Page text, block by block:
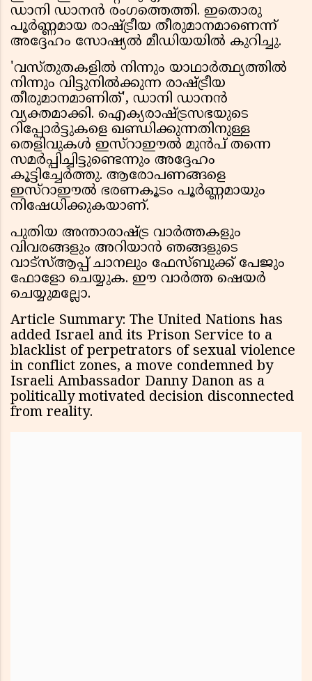
ഡാനി ഡാനൻ രംഗത്തെത്തി. ഇതൊരു
പൂർണ്ണമായ രാഷ്ട്രീയ തീരുമാനമാണെന്ന്
അദ്ദേഹം സോഷ്യൽ മീഡിയയിൽ കുറിച്ചു.
'വസ്തുതകളിൽ നിന്നും യാഥാർത്ഥ്യത്തിൽ
നിന്നും വിട്ടുനിൽക്കുന്ന രാഷ്ട്രീയ
തീരുമാനമാണിത്', ഡാനി ഡാനൻ
വ്യക്തമാക്കി. ഐക്യരാഷ്ട്രസഭയുടെ
റിപ്പോർട്ടുകളെ ഖണ്ഡിക്കുന്നതിനുള്ള
തെളിവുകൾ ഇസ്റാഈൽ മുൻപ് തന്നെ
സമർപ്പിച്ചിട്ടുണ്ടെന്നും അദ്ദേഹം
കൂട്ടിച്ചേർത്തു. ആരോപണങ്ങളെ
ഇസ്റാഈൽ ഭരണകൂടം പൂർണ്ണമായും
നിഷേധിക്കുകയാണ്.
പുതിയ അന്താരാഷ്ട്ര വാർത്തകളും
വിവരങ്ങളും അറിയാൻ ഞങ്ങളുടെ
വാട്സ്ആപ്പ് ചാനലും ഫേസ്ബുക്ക് പേജും
ഫോളോ ചെയ്യുക. ഈ വാർത്ത ഷെയർ
ചെയ്യുമല്ലോ.
Article Summary: The United Nations has
added Israel and its Prison Service to a
blacklist of perpetrators of sexual violence
in conflict zones, a move condemned by
Israeli Ambassador Danny Danon as a
politically motivated decision disconnected
from reality.